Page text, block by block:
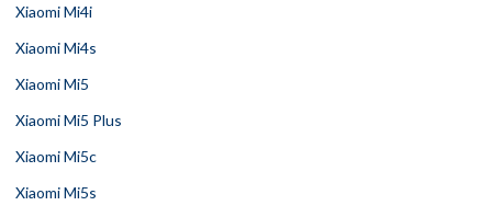
Xiaomi Mi4i
Xiaomi Mi4s
Xiaomi Mi5
Xiaomi Mi5 Plus
Xiaomi Mi5c
Xiaomi Mi5s